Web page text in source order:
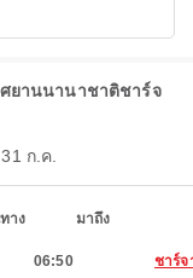
ศยานนานาชาติชาร์จ
ก.ค.
าง มาถึง
06:50 ชาร์จ